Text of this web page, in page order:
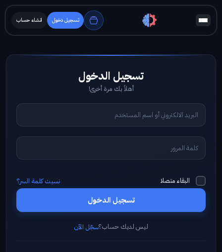
تسجيل دخول انشاء حساب
أهلاً بك مرة أخرى!
البقاء متصلا نسيت كلمة السر؟
تسجيل الدخول
ليس لديك حساب؟سجّل الآن